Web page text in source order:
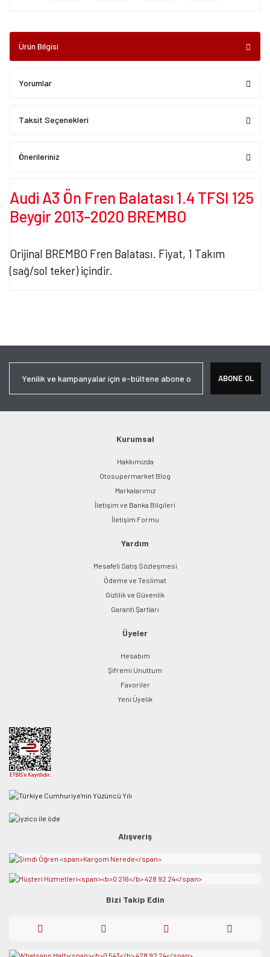
Ürün Bilgisi
Yorumlar
Taksit Seçenekleri
Önerileriniz
Audi A3 Ön Fren Balatası 1.4 TFSI 125
Beygir 2013-2020 BREMBO
Orijinal BREMBO Fren Balatası. Fiyat, 1 Takım
(sağ/sol teker) içindir.
Ürün açıklamasında eksik bilgiler bulunuyor.
Bu ürüne benzer farklı alternatifler olmalı.
Gönder
ABONE OL
Kurumsal
Hakkımızda
Otosupermarket Blog
Markalarımız
İletişim ve Banka Bilgileri
İletişim Formu
Yardım
Mesafeli Satış Sözleşmesi
Ödeme ve Teslimat
Gizlilik ve Güvenlik
Garanti Şartları
Üyeler
Hesabım
Şifremi Unuttum
Favoriler
Yeni Üyelik
Alışveriş
Bizi Takip Edin